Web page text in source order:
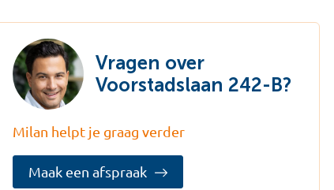
Vragen over
Voorstadslaan 242-B?
Milan helpt je graag verder
Maak een afspraak